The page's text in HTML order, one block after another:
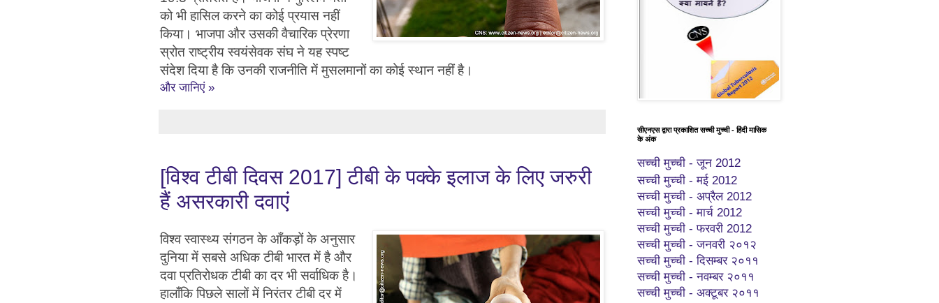
को भी हासिल करने का कोई प्रयास नहीं
किया। भाजपा और उसकी वैचारिक प्रेरणा
स्रोत राष्ट्रीय स्वयंसेवक संघ ने यह स्पष्ट
संदेश दिया है कि उनकी राजनीति में मुसलमानों का कोई स्थान नहीं है।
और जानिएं »
[विश्व टीबी दिवस 2017] टीबी के पक्के इलाज के लिए जरुरी
हैं असरकारी दवाएं
विश्व स्वास्थ्य संगठन के आँकड़ों के अनुसार
दुनिया में सबसे अधिक टीबी भारत में है और
दवा प्रतिरोधक टीबी का दर भी सर्वाधिक है।
हालाँकि पिछले सालों में निरंतर टीबी दर में
सीएनएस द्वारा प्रकाशित सच्ची मुच्ची - हिंदी मासिक
के अंक
सच्ची मुच्ची - जून 2012
सच्ची मुच्ची - मई 2012
सच्ची मुच्ची - अप्रैल 2012
सच्ची मुच्ची - मार्च 2012
सच्ची मुच्ची - फरवरी 2012
सच्ची मुच्ची - जनवरी २०१२
सच्ची मुच्ची - दिसम्बर २०११
सच्ची मुच्ची - नवम्बर २०११
सच्ची मुच्ची - अक्टूबर २०११